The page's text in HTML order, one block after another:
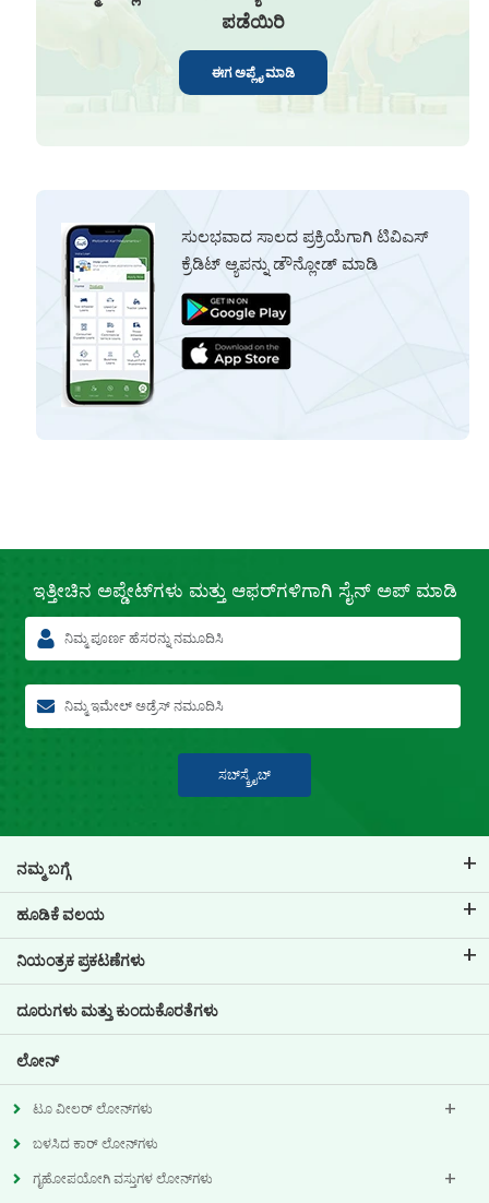
ಪಡೆಯಿರಿ
ಈಗ ಅಪ್ಲೈ ಮಾಡಿ
ಸುಲಭವಾದ ಸಾಲದ ಪ್ರಕ್ರಿಯೆಗಾಗಿ ಟಿವಿಎಸ್
ಕ್ರೆಡಿಟ್ ಆ್ಯಪನ್ನು ಡೌನ್ಲೋಡ್ ಮಾಡಿ
ಇತ್ತೀಚಿನ ಅಪ್ಡೇಟ್‌ಗಳು ಮತ್ತು ಆಫರ್‌ಗಳಿಗಾಗಿ ಸೈನ್ ಅಪ್ ಮಾಡಿ
ಸಬ್‍ಸ್ಕ್ರೈಬ್
ನಮ್ಮ ಬಗ್ಗೆ
ಟಿವಿಎಸ್ ಕ್ರೆಡಿಟ್ ಬಗ್ಗೆ
ನಮ್ಮ ಬ್ರ್ಯಾಂಡ್ ಬಗ್ಗೆ ತಿಳಿಯಿರಿ
ಪ್ರಮುಖ ಪ್ರೊಫೈಲ್‌ಗಳು
ಹೂಡಿಕೆ ವಲಯ
ಕಾರ್ಪೋರೇಟ್ ಆಡಳಿತ
ಹೂಡಿಕೆದಾರರ ಮಾಹಿತಿ
ನಿಯಂತ್ರಕ ಪ್ರಕಟಣೆಗಳು
ಪಾಲಿಸಿಗಳು
ಇತರ ಪ್ರಕಟಣೆಗಳು
ದೂರುಗಳು ಮತ್ತು ಕುಂದುಕೊರತೆಗಳು
ಲೋನ್‌
ಟೂ ವೀಲರ್ ಲೋನ್‌ಗಳು
ಬಳಸಿದ ಕಾರ್ ಲೋನ್‌ಗಳು
ಗೃಹೋಪಯೋಗಿ ವಸ್ತುಗಳ ಲೋನ್‌ಗಳು